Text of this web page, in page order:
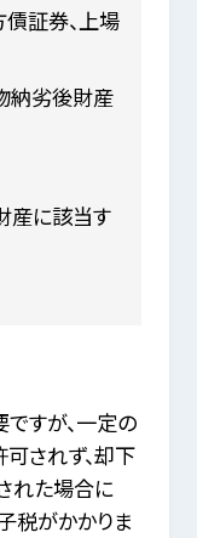
債証券、上場
納劣後財産
産に該当す
すが、一定の
されず、却下
れた場合に
税がかかりま